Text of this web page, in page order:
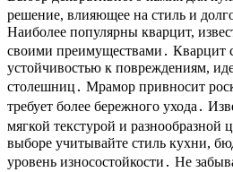
решение, влияющее на стиль и
Наиболее популярны кварцит,
своими преимуществами․ Кварцит
устойчивостью к повреждениям,
столешниц․ Мрамор привносит
требует более бережного ухода․
мягкой текстурой и разнообразной
выборе учитывайте стиль кухни,
уровень износостойкости․ Не